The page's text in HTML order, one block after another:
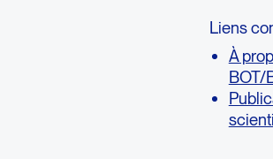
Liens
À
BOT/